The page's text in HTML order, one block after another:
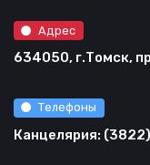
Адрес
634050, г.Томск,
Телефоны
Канцелярия: